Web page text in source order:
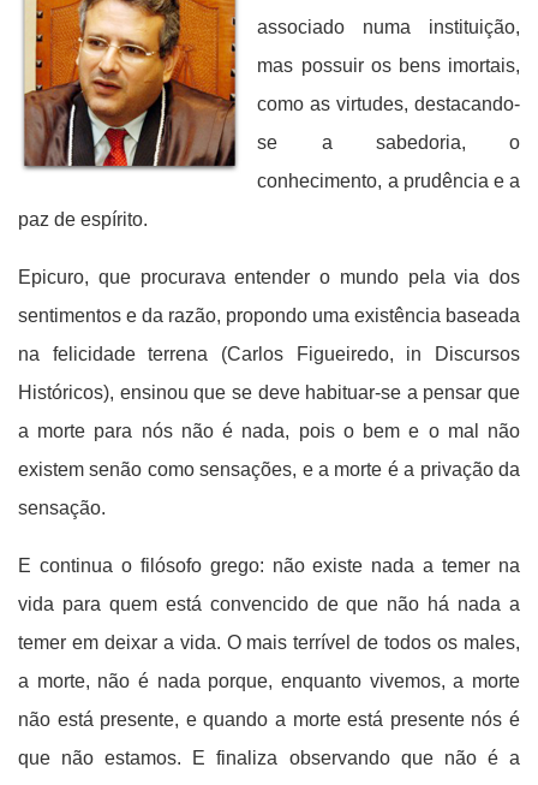
associado numa instituição,
mas possuir os bens imortais,
como as virtudes, destacando-
se a sabedoria, o
conhecimento, a prudência e a
paz de espírito.
Epicuro, que procurava entender o mundo pela via dos
sentimentos e da razão, propondo uma existência baseada
na felicidade terrena (Carlos Figueiredo, in Discursos
Históricos), ensinou que se deve habituar-se a pensar que
a morte para nós não é nada, pois o bem e o mal não
existem senão como sensações, e a morte é a privação da
sensação.
E continua o filósofo grego: não existe nada a temer na
vida para quem está convencido de que não há nada a
temer em deixar a vida. O mais terrível de todos os males,
a morte, não é nada porque, enquanto vivemos, a morte
não está presente, e quando a morte está presente nós é
que não estamos. E finaliza observando que não é a